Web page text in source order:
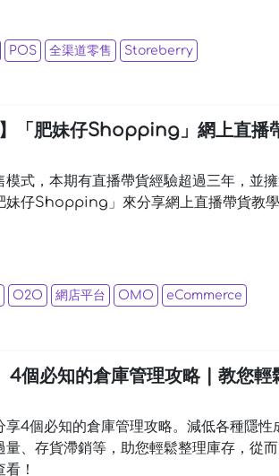
POS 全渠道零售 Storeberry
】「肥妹仔Shopping」網上直播
式，本期有直播帶貨經驗超過三年，並
妹仔Shopping」來分享網上直播帶貨教
O2O 網店平台 OMO eCommerce
4個必知的倉庫管理攻略 | 教您輕
享4個必知的倉庫管理攻略。減低各種隱性
、存貨滯銷等，助您輕鬆整理庫存，從
！